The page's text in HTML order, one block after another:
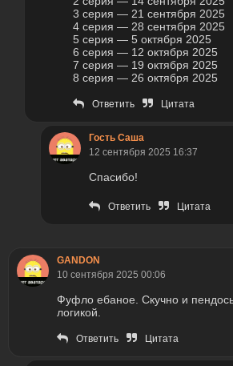
3 серия — 21 сентября 2025
4 серия — 28 сентября 2025
5 серия — 5 октября 2025
6 серия — 12 октября 2025
7 серия — 19 октября 2025
8 серия — 26 октября 2025
Ответить Цитата
Гость Саша
12 сентября 2025 16:37
Спасибо!
Ответить Цитата
GANDON
10 сентября 2025 00:06
Фуфло ебаное. Скучно и
логикой.
Ответить Цитата